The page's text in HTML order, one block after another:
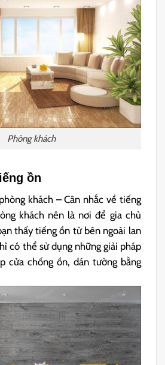
Phòng khách
ồn
khách – Cân nhắc về tiếng
khách nên là nơi để gia chủ
thấy tiếng ồn từ bên ngoài lan
có thể sử dụng những giải pháp
cửa chống ồn, dán tường bằng